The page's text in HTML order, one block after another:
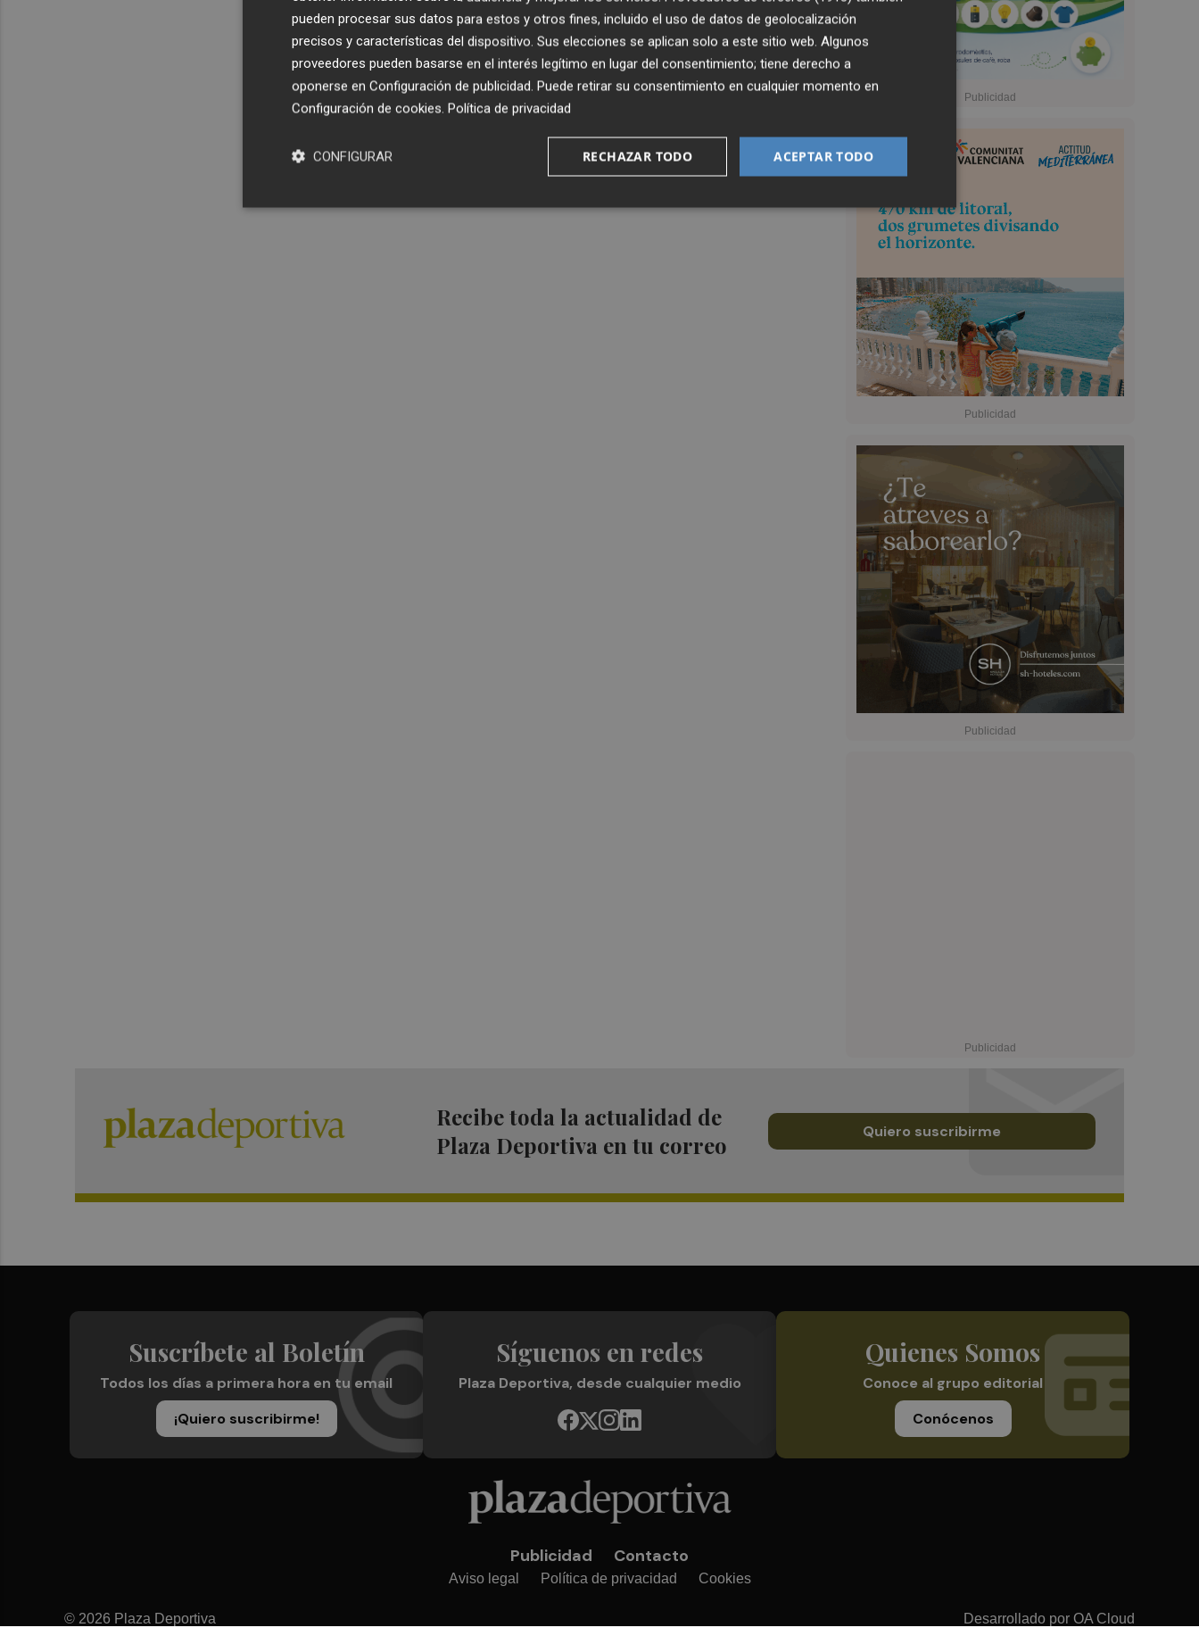
Recibe toda la actualidad de
Plaza Deportiva en tu correo
Quiero suscribirme
Suscríbete al Boletín
Todos los días a primera hora en tu email
¡Quiero suscribirme!
Síguenos en redes
Plaza Deportiva, desde cualquier medio
Quienes Somos
Conoce al grupo editorial
Conócenos
Publicidad Contacto
Aviso legal Política de privacidad Cookies
© 2026 Plaza Deportiva Desarrollado por OA Cloud
pueden procesar sus datos para estos y otros fines, incluido el uso de datos de geolocalización
precisos y características del dispositivo. Sus elecciones se aplican solo a este sitio web. Algunos
proveedores pueden basarse en el interés legítimo en lugar del consentimiento; tiene derecho a
oponerse en Configuración de publicidad. Puede retirar su consentimiento en cualquier momento en
Configuración de cookies. Política de privacidad
ACEPTAR TODO
RECHAZAR TODO
CONFIGURAR